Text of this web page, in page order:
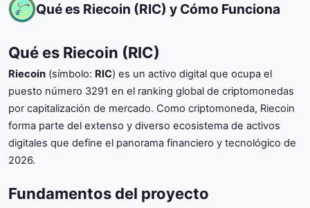
Qué es Riecoin (RIC) y Cómo Funciona
Qué es Riecoin (RIC)
Riecoin (símbolo: RIC) es un activo digital que ocupa el
puesto número 3291 en el ranking global de criptomonedas
por capitalización de mercado. Como criptomoneda, Riecoin
forma parte del extenso y diverso ecosistema de activos
digitales que define el panorama financiero y tecnológico de
2026.
Fundamentos del proyecto